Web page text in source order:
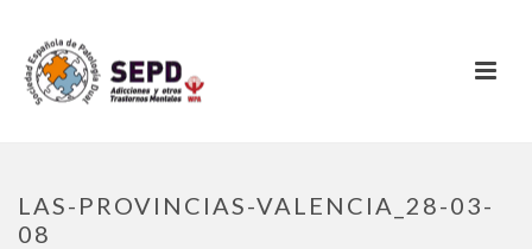
LAS-PROVINCIAS-VALENCIA_28-03-
08